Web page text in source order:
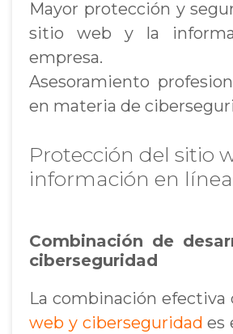
Mayor protección y
sitio web y la
empresa.
Asesoramiento
en materia de
Protección del sitio
información en línea
Combinación de
ciberseguridad
La combinación
web y ciberseguridad es